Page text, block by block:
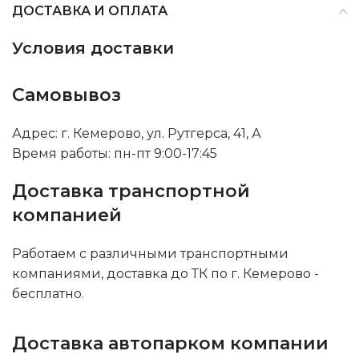
ДОСТАВКА И ОПЛАТА
Условия доставки
Самовывоз
Адрес: г. Кемерово, ул. Рутгерса, 41, А
Время работы: пн-пт 9:00-17:45
Доставка транспортной
компанией
Работаем с различными транспортными
компаниями, доставка до ТК по г. Кемерово -
бесплатно.
Доставка автопарком компании